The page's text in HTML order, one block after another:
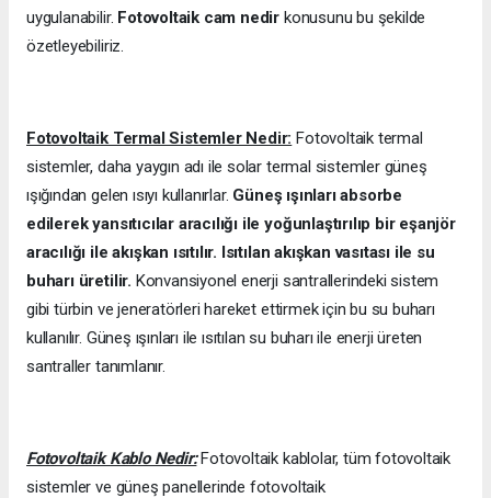
uygulanabilir. Fotovoltaik cam nedir konusunu bu şekilde
özetleyebiliriz.
Fotovoltaik Termal Sistemler Nedir: Fotovoltaik termal
sistemler, daha yaygın adı ile solar termal sistemler güneş
ışığından gelen ısıyı kullanırlar. Güneş ışınları absorbe
edilerek yansıtıcılar aracılığı ile yoğunlaştırılıp bir eşanjör
aracılığı ile akışkan ısıtılır. Isıtılan akışkan vasıtası ile su
buharı üretilir. Konvansiyonel enerji santrallerindeki sistem
gibi türbin ve jeneratörleri hareket ettirmek için bu su buharı
kullanılır. Güneş ışınları ile ısıtılan su buharı ile enerji üreten
santraller tanımlanır.
Fotovoltaik Kablo Nedir:Fotovoltaik kablolar, tüm fotovoltaik
sistemler ve güneş panellerinde fotovoltaik